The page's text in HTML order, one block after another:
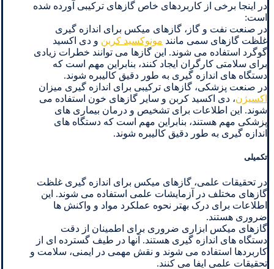
در اینجا برخی از کاربردهای خاص گازهای ترکیبی آورده شده
است:
در صنعت نفت و گاز، گازهای میکس برای اندازه گیری
غلظت گازهای سمی مانند مونوکسید کربن و دی اکسید
گوگرد استفاده می شوند. این گازها می توانند خطرات زیادی
برای سلامتی کارگران ایجاد کنند، بنابراین مهم است که
دستگاه های اندازه گیری به طور دقیق کالیبره شوند.
در صنعت پزشکی، گازهای ترکیبی برای اندازه گیری میزان
اکسیژن، دی اکسید کربن و سایر گازهای خون استفاده می
شوند. این اطلاعات برای تشخیص و درمان بیماری های
پزشکی مهم هستند، بنابراین مهم است که دستگاه های
اندازه گیری به طور دقیق کالیبره شوند.
تکمیلی
در تحقیقات علمی، گازهای میکس برای اندازه گیری غلظت
گازهای مختلف در آزمایشات علمی استفاده می شوند. این
اطلاعات برای درک بهتر نحوه عملکرد مواد و واکنش ها
ضروری هستند.
گازهای میکس ابزاری ضروری برای اطمینان از دقت
دستگاه های اندازه گیری هستند. آنها در طیف گسترده ای از
کاربردها استفاده می شوند و نقش مهمی در ایمنی، سلامت و
تحقیقات علمی ایفا می کنند.